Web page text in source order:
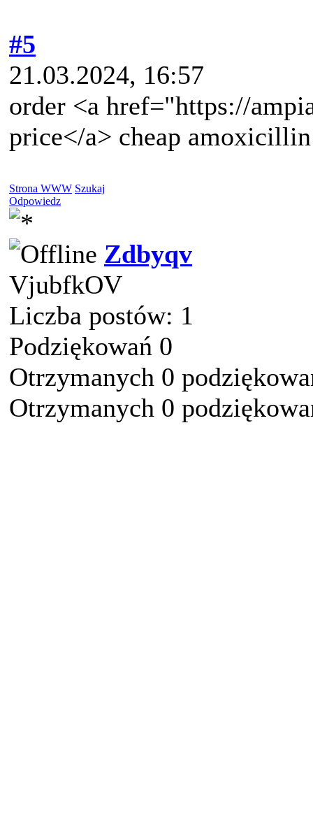
#5
21.03.2024, 16:57
order <a href="https://
price</a> cheap
Strona WWW Szukaj
Odpowiedz
Zdbyqv
VjubfkOV
Liczba postów: 1
Podziękowań 0
Otrzymanych 0
Otrzymanych 0